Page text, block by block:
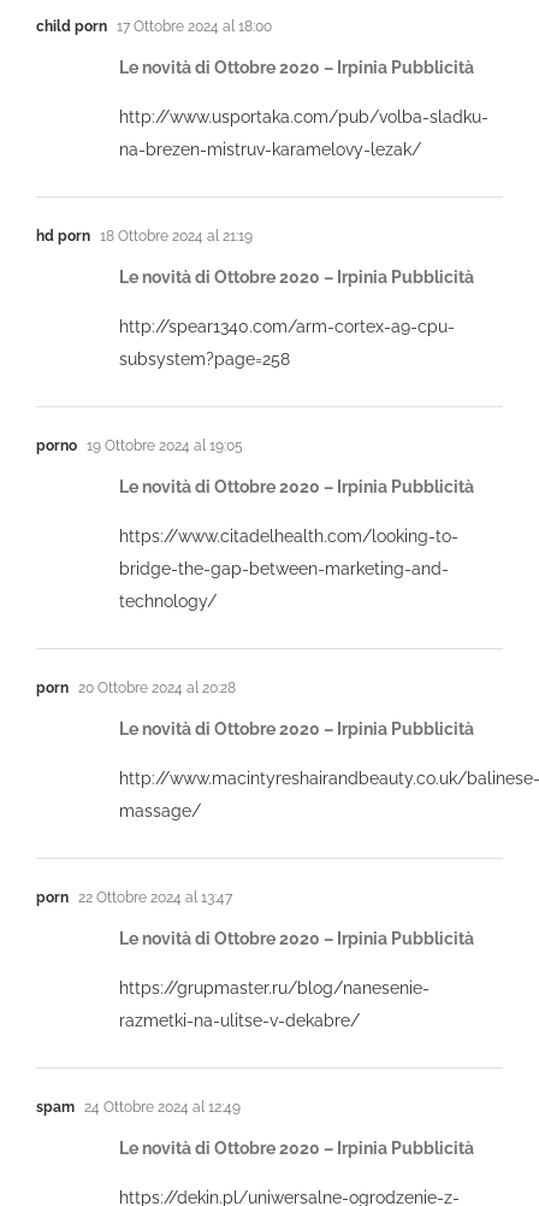
child porn 17 Ottobre 2024 al 18:00
Le novità di Ottobre 2020 – Irpinia Pubblicità
http://www.usportaka.com/pub/volba-sladku-
na-brezen-mistruv-karamelovy-lezak/
hd porn 18 Ottobre 2024 al 21:19
Le novità di Ottobre 2020 – Irpinia Pubblicità
http://spear1340.com/arm-cortex-a9-cpu-
subsystem?page=258
porno 19 Ottobre 2024 al 19:05
Le novità di Ottobre 2020 – Irpinia Pubblicità
https://www.citadelhealth.com/looking-to-
bridge-the-gap-between-marketing-and-
technology/
porn 20 Ottobre 2024 al 20:28
Le novità di Ottobre 2020 – Irpinia Pubblicità
http://www.macintyreshairandbeauty.co.uk/balinese-
massage/
porn 22 Ottobre 2024 al 13:47
Le novità di Ottobre 2020 – Irpinia Pubblicità
https://grupmaster.ru/blog/nanesenie-
razmetki-na-ulitse-v-dekabre/
spam 24 Ottobre 2024 al 12:49
Le novità di Ottobre 2020 – Irpinia Pubblicità
https://dekin.pl/uniwersalne-ogrodzenie-z-